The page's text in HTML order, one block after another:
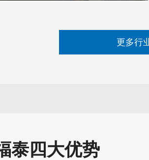
更多行
泰四大优势